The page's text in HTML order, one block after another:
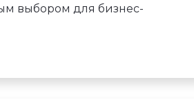
выбором для бизнес-